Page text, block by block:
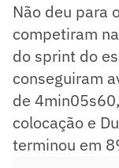
Não deu para
competiram
do sprint do
conseguiram
de
colocação e
terminou em